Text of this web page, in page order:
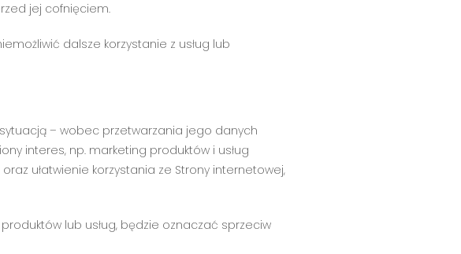
jej cofnięciem.
dalsze korzystanie z usług lub
– wobec przetwarzania jego danych
interes, np. marketing produktów i usług
ułatwienie korzystania ze Strony internetowej,
lub usług, będzie oznaczać sprzeciw